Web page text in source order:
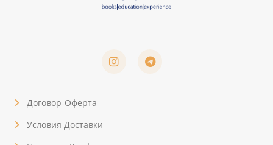
Договор-Оферта
Условия Доставки